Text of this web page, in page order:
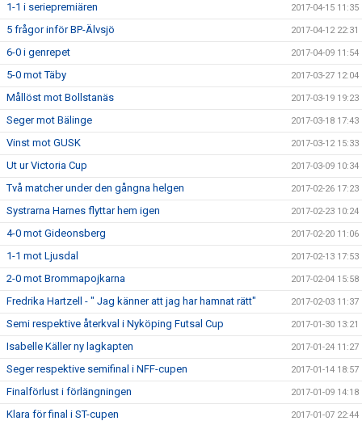
1-1 i seriepremiären 2017-04-15 11:35
5 frågor inför BP-Älvsjö 2017-04-12 22:31
6-0 i genrepet 2017-04-09 11:54
5-0 mot Täby 2017-03-27 12:04
Mållöst mot Bollstanäs 2017-03-19 19:23
Seger mot Bälinge 2017-03-18 17:43
Vinst mot GUSK 2017-03-12 15:33
Ut ur Victoria Cup 2017-03-09 10:34
Två matcher under den gångna helgen 2017-02-26 17:23
Systrarna Harnes flyttar hem igen 2017-02-23 10:24
4-0 mot Gideonsberg 2017-02-20 11:06
1-1 mot Ljusdal 2017-02-13 17:53
2-0 mot Brommapojkarna 2017-02-04 15:58
Fredrika Hartzell - " Jag känner att jag har hamnat rätt" 2017-02-03 11:37
Semi respektive återkval i Nyköping Futsal Cup 2017-01-30 13:21
Isabelle Käller ny lagkapten 2017-01-24 11:27
Seger respektive semifinal i NFF-cupen 2017-01-14 18:57
Finalförlust i förlängningen 2017-01-09 14:18
Klara för final i ST-cupen 2017-01-07 22:44